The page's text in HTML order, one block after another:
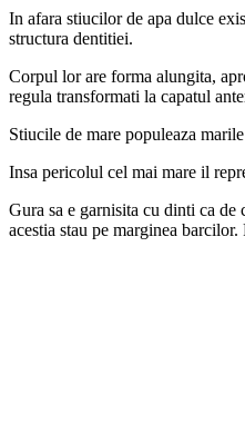
In afara stiucilor de apa dulce
structura dentitiei.
Corpul lor are forma alungita,
regula transformati la capatul
Stiucile de mare populeaza
Insa pericolul cel mai mare il
Gura sa e garnisita cu dinti ca de
acestia stau pe marginea